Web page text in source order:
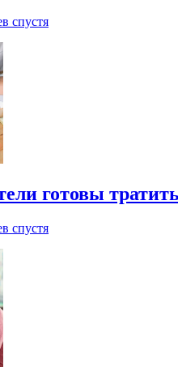
спустя
готовы
спустя